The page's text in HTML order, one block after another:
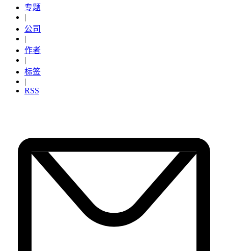
专题
公司
作者
标签
RSS